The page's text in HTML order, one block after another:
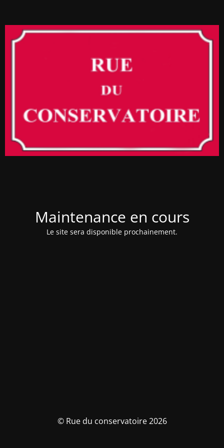
Maintenance en cours
Le site sera disponible prochainement.
© Rue du conservatoire 2026